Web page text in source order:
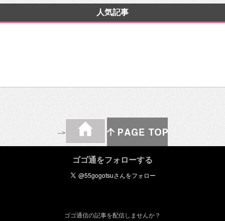
人気記事
-->
ゴゴ通をフォローする
ゴゴ通信の記事を配信しませんか？